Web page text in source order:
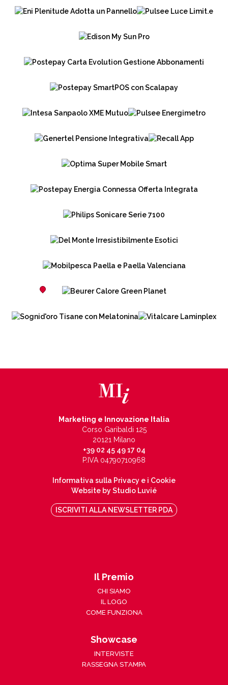
Marketing e Innovazione Italia
Corso Garibaldi 125
20121 Milano
+39 02 45 49 17 04
P.IVA 04790710968
Informativa sulla Privacy e i Cookie
Website by Studio Luvié
ISCRIVITI ALLA NEWSLETTER PDA
Il Premio
CHI SIAMO
IL LOGO
COME FUNZIONA
Showcase
INTERVISTE
RASSEGNA STAMPA